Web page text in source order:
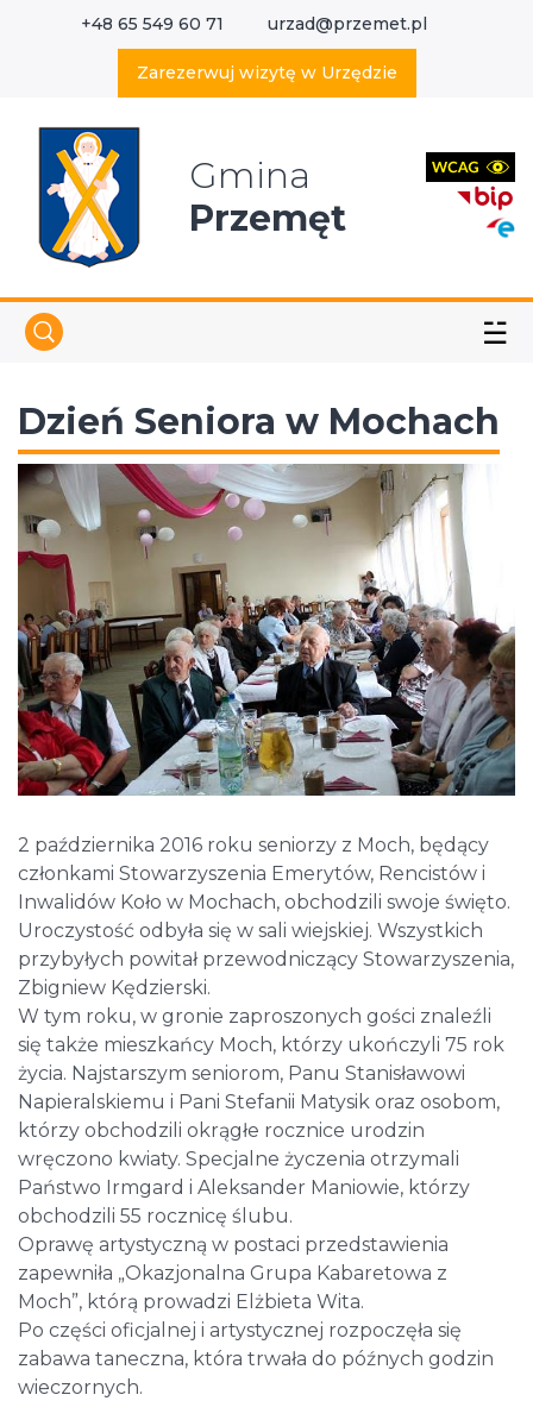
+48 65 549 60 71 urzad@przemet.pl
Zarezerwuj wizytę w Urzędzie
Gmina
Przemęt
☱
Dzień Seniora w Mochach
2 października 2016 roku seniorzy z Moch, będący
członkami Stowarzyszenia Emerytów, Rencistów i
Inwalidów Koło w Mochach, obchodzili swoje święto.
Uroczystość odbyła się w sali wiejskiej. Wszystkich
przybyłych powitał przewodniczący Stowarzyszenia,
Zbigniew Kędzierski.
W tym roku, w gronie zaproszonych gości znaleźli
się także mieszkańcy Moch, którzy ukończyli 75 rok
życia. Najstarszym seniorom, Panu Stanisławowi
Napieralskiemu i Pani Stefanii Matysik oraz osobom,
którzy obchodzili okrągłe rocznice urodzin
wręczono kwiaty. Specjalne życzenia otrzymali
Państwo Irmgard i Aleksander Maniowie, którzy
obchodzili 55 rocznicę ślubu.
Oprawę artystyczną w postaci przedstawienia
zapewniła „Okazjonalna Grupa Kabaretowa z
Moch”, którą prowadzi Elżbieta Wita.
Po części oficjalnej i artystycznej rozpoczęła się
zabawa taneczna, która trwała do późnych godzin
wieczornych.
Wyszukaj w serwisie